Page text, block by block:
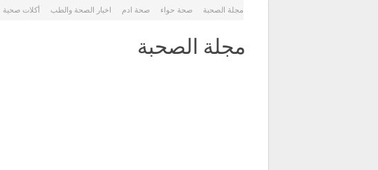
مجلة الصحبة صحة حواء صحة ادم اخبار الصحة والطب أكلات صحية
مجلة الصحبة